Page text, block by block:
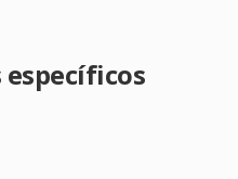
específicos